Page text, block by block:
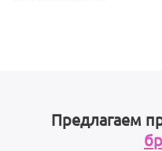
Предлагаем